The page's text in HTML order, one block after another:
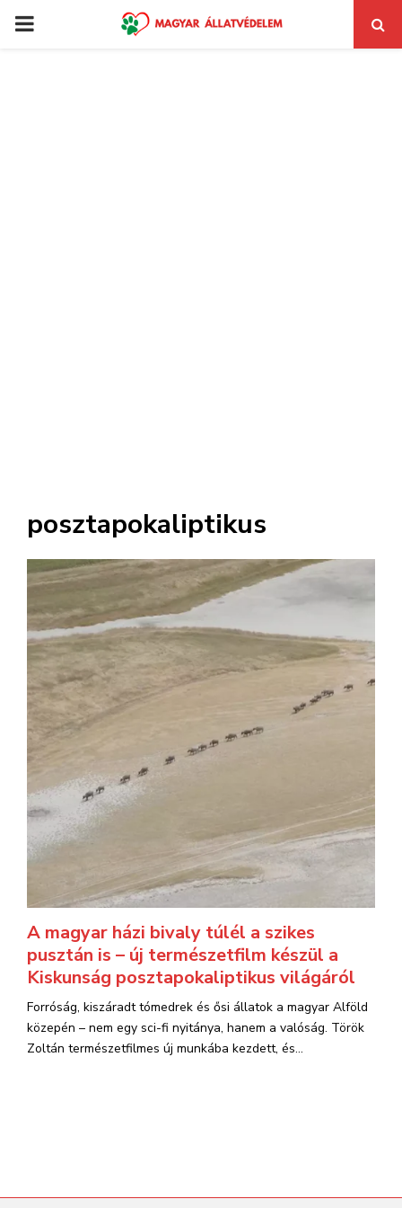
PRIMARY
posztapokaliptikus
A magyar házi bivaly túlél a szikes
pusztán is – új természetfilm készül a
Kiskunság posztapokaliptikus világáról
Forróság, kiszáradt tómedrek és ősi állatok a magyar Alföld
közepén – nem egy sci-fi nyitánya, hanem a valóság. Török
Zoltán természetfilmes új munkába kezdett, és...